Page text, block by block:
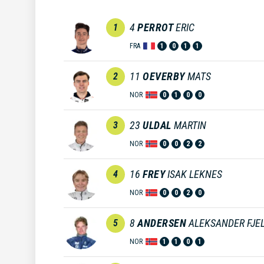
1 4 PERROTERIC
FRA 1 0 1 1
2 11 OEVERBY MATS
NOR 0 1 0 0
3 23 ULDAL MARTIN
NOR 0 0 2 2
4 16 FREYISAK LEKNES
NOR 0 0 2 0
5 8ANDERSENALEKSANDER
NOR 1 1 0 1